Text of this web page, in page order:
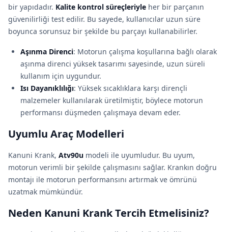
bir yapıdadır. Kalite kontrol süreçleriyle her bir parçanın
güvenilirliği test edilir. Bu sayede, kullanıcılar uzun süre
boyunca sorunsuz bir şekilde bu parçayı kullanabilirler.
Aşınma Direnci: Motorun çalışma koşullarına bağlı olarak
aşınma direnci yüksek tasarımı sayesinde, uzun süreli
kullanım için uygundur.
Isı Dayanıklılığı: Yüksek sıcaklıklara karşı dirençli
malzemeler kullanılarak üretilmiştir, böylece motorun
performansı düşmeden çalışmaya devam eder.
Uyumlu Araç Modelleri
Kanuni Krank, Atv90u modeli ile uyumludur. Bu uyum,
motorun verimli bir şekilde çalışmasını sağlar. Krankın doğru
montajı ile motorun performansını artırmak ve ömrünü
uzatmak mümkündür.
Neden Kanuni Krank Tercih Etmelisiniz?